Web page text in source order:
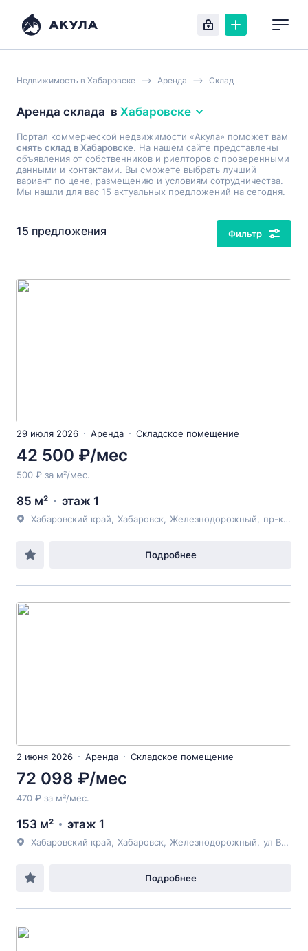
Недвижимость в Хабаровске Аренда Склад
Аренда склада в Хабаровске
Портал коммерческой недвижимости «Акула» поможет вам
снять склад в Хабаровске. На нашем сайте представлены
объявления от собственников и риелторов с проверенными
данными и контактами. Вы сможете выбрать лучший
вариант по цене, размещению и условиям сотрудничества.
Мы нашли для вас 15 актуальных предложений на сегодня.
15 предложения Фильтр
29 июля 2026 Аренда Складское помещение
42 500 ₽/мес
500 ₽ за м²/мес.
85 м² этаж 1
Хабаровский край Хабаровск Железнодорожный пр-кт 60-летия Октября
Подробнее
2 июня 2026 Аренда Складское помещение
72 098 ₽/мес
470 ₽ за м²/мес.
153 м² этаж 1
Хабаровский край Хабаровск Железнодорожный ул Воронежская
Подробнее